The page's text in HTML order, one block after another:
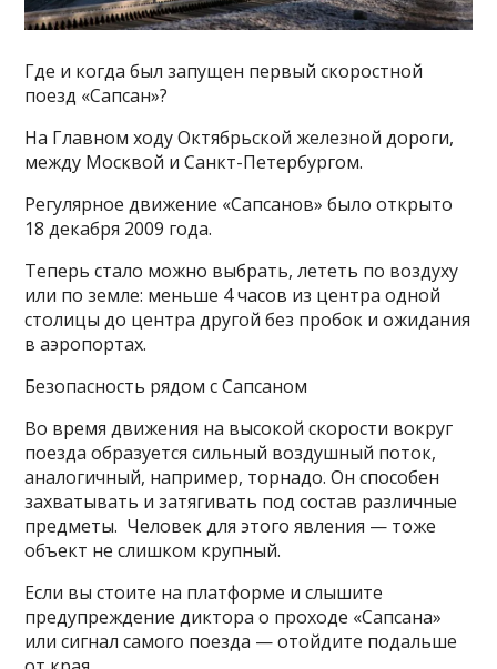
Где и когда был запущен первый скоростной
поезд «Сапсан»?
На Главном ходу Октябрьской железной дороги,
между Москвой и Санкт-Петербургом.
Регулярное движение «Сапсанов» было открыто
18 декабря 2009 года.
Теперь стало можно выбрать, лететь по воздуху
или по земле: меньше 4 часов из центра одной
столицы до центра другой без пробок и ожидания
в аэропортах.
Безопасность рядом с Сапсаном
Во время движения на высокой скорости вокруг
поезда образуется сильный воздушный поток,
аналогичный, например, торнадо. Он способен
захватывать и затягивать под состав различные
предметы. Человек для этого явления — тоже
объект не слишком крупный.
Если вы стоите на платформе и слышите
предупреждение диктора о проходе «Сапсана»
или сигнал самого поезда — отойдите подальше